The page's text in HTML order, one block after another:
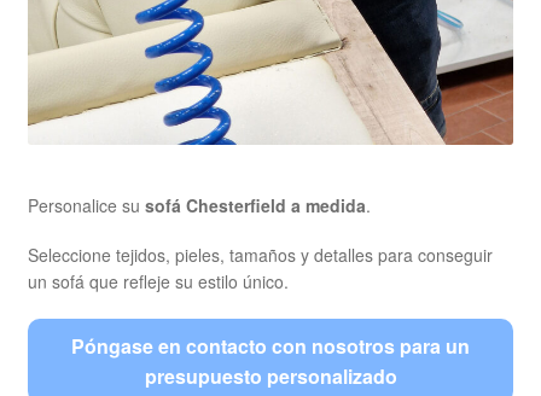
Personalice su sofá Chesterfield a medida.
Seleccione tejidos, pieles, tamaños y detalles para conseguir
un sofá que refleje su estilo único.
Póngase en contacto con nosotros para un
presupuesto personalizado